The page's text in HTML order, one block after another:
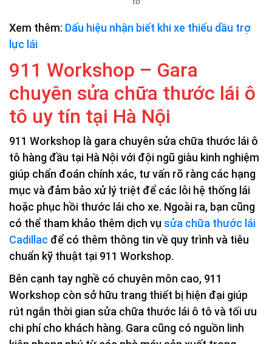
Xem thêm: Dấu hiệu nhận biết khi xe thiếu dầu trợ
lực lái
911 Workshop – Gara
chuyên sửa chữa thước lái ô
tô uy tín tại Hà Nội
911 Workshop là gara chuyên sửa chữa thước lái ô
tô hàng đầu tại Hà Nội với đội ngũ giàu kinh nghiệm
giúp chẩn đoán chính xác, tư vấn rõ ràng các hạng
mục và đảm bảo xử lý triệt để các lỗi hệ thống lái
hoặc phục hồi thước lái cho xe. Ngoài ra, bạn cũng
có thể tham khảo thêm dịch vụ sửa chữa thước lái
Cadillac để có thêm thông tin về quy trình và tiêu
chuẩn kỹ thuật tại 911 Workshop.
Bên cạnh tay nghề có chuyên môn cao, 911
Workshop còn sở hữu trang thiết bị hiện đại giúp
rút ngắn thời gian sửa chữa thước lái ô tô và tối ưu
chi phí cho khách hàng. Gara cũng có nguồn linh